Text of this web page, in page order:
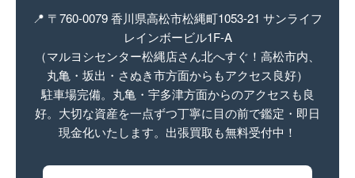
📍 〒760-0079 香川県高松市松縄町1053-21 サンライフ
レインボービル1F-A
（マルヨシセンター松縄店さん北へすぐ！高松市内、
丸亀・坂出・さぬき市方面からもアクセス良好）
駐車場完備。丸亀・宇多津方面からのアクセスも良
好。大切な資産を一点ずつ丁寧に目の前で鑑定・即日
現金化いたします。出張買取も無料受付中！